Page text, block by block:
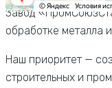
Завод
обработке металла
Наш приоритет —
строительных и